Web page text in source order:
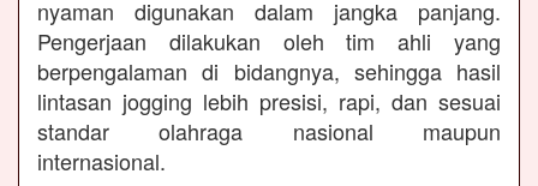
nyaman digunakan dalam jangka panjang.
Pengerjaan dilakukan oleh tim ahli yang
berpengalaman di bidangnya, sehingga hasil
lintasan jogging lebih presisi, rapi, dan sesuai
standar olahraga nasional maupun
internasional.